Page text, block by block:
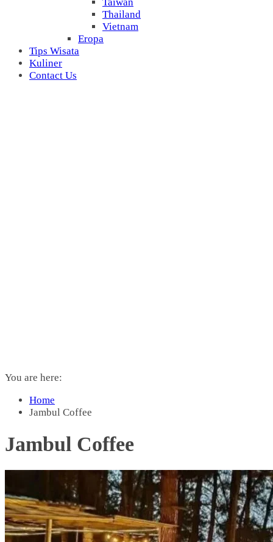
Thailand
Vietnam
Eropa
Tips Wisata
Kuliner
Contact Us
You are here:
Home
Jambul Coffee
Jambul Coffee